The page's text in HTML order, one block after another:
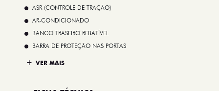
ASR (CONTROLE DE TRAÇÃO)
AR-CONDICIONADO
BANCO TRASEIRO REBATÍVEL
BARRA DE PROTEÇÃO NAS PORTAS
VER MAIS